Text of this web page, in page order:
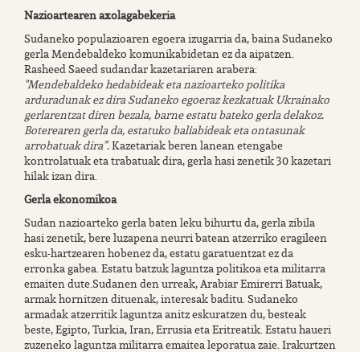
Nazioartearen axolagabekeria
Sudaneko populazioaren egoera izugarria da, baina Sudaneko
gerla Mendebaldeko komunikabidetan ez da aipatzen.
Rasheed Saeed sudandar kazetariaren arabera:
"Mendebaldeko hedabideak eta nazioarteko politika
arduradunak ez dira Sudaneko egoeraz kezkatuak Ukrainako
gerlarentzat diren bezala, barne estatu bateko gerla delakoz.
Boterearen gerla da, estatuko baliabideak eta ontasunak
arrobatuak dira”.Kazetariak beren lanean etengabe
kontrolatuak eta trabatuak dira, gerla hasi zenetik 30 kazetari
hilak izan dira.
Gerla ekonomikoa
Sudan nazioarteko gerla baten leku bihurtu da, gerla zibila
hasi zenetik, bere luzapena neurri batean atzerriko eragileen
esku-hartzearen hobenez da, estatu garatuentzat ez da
erronka gabea. Estatu batzuk laguntza politikoa eta militarra
emaiten dute.Sudanen den urreak, Arabiar Emirerri Batuak,
armak hornitzen dituenak, interesak baditu. Sudaneko
armadak atzerritik laguntza anitz eskuratzen du, besteak
beste, Egipto, Turkia, Iran, Errusia eta Eritreatik. Estatu haueri
zuzeneko laguntza militarra emaitea leporatua zaie. Irakurtzen